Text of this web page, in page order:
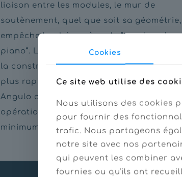
liaison entre les modules, le mur de
soutènement, quel que soit sa géométrie,
empêche le phénomène de “touches de
piano”. La fluidité de l’assemblage facilite
la construction d’ouvrages plus grands et
plus rapides à réaliser. Ainsi, le système
Angulo contribue à simplifier les
opérations de soutènement avec le
minimum d’engins nécessaire.
Cookies
Ce site web utilise des
Nous utilisons des cookies
pour fournir des
trafic. Nous partageons
notre site avec nos
qui peuvent les combiner
fournies ou qu'ils ont